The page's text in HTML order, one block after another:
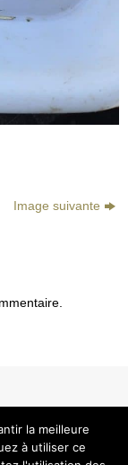
Image suivante
la meilleure
à utiliser ce